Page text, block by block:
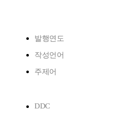
발행연도
작성언어
주제어
DDC